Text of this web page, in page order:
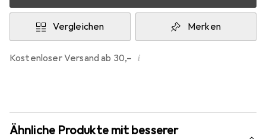
Vergleichen Merken
Kostenloser Versand ab 30,– i
Ähnliche Produkte mit besserer